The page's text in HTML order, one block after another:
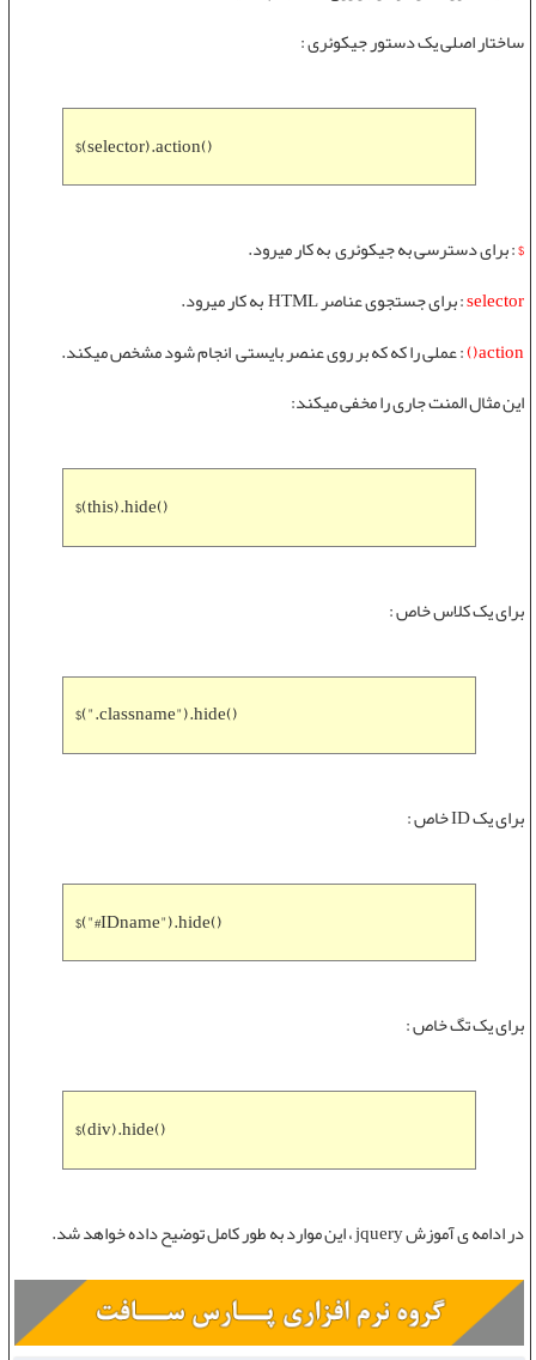
ساختار اصلی یک دستور جیکوئری :
$(selector).action()
$: برای دسترسی به جیکوئری به کار میرود.
selector: برای جستجوی عناصر HTML به کار میرود.
action() : عملی را که که بر روی عنصر بایستی انجام شود مشخص میکند.
این مثال المنت جاری را مخفی میکند:
$(this).hide()
برای یک کلاس خاص :
$(".classname").hide()
برای یک ID خاص :
$("#IDname").hide()
برای یک تگ خاص :
$(div).hide()
در ادامه یآموزش jquery ، این موارد به طور کامل توضیح داده خواهد شد.